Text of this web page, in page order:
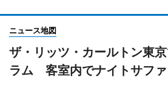
ニュース地図
ザ・リッツ・カールトン東
ラム 客室内でナイトサファ